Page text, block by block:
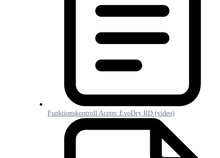
Funktionskontroll Acetec EvoDry RD (video)